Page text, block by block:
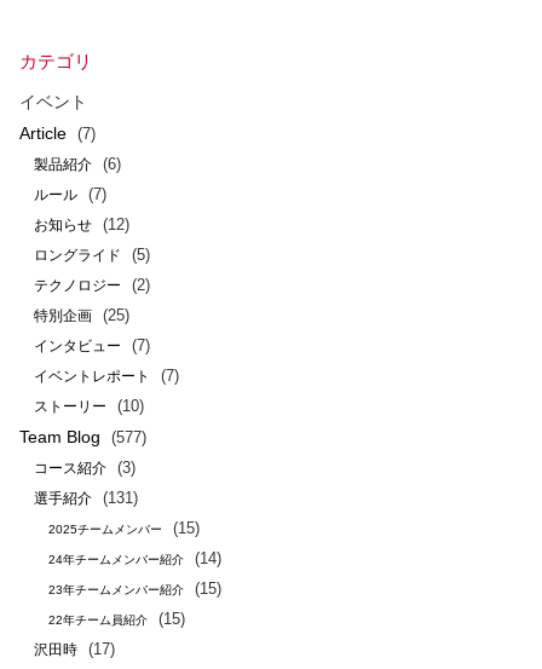
カテゴリ
イベント
Article
(7)
製品紹介 (6)
ルール (7)
お知らせ (12)
ロングライド (5)
テクノロジー (2)
特別企画 (25)
インタビュー (7)
イベントレポート (7)
ストーリー (10)
Team Blog (577)
コース紹介 (3)
選手紹介 (131)
2025チームメンバー (15)
24年チームメンバー紹介 (14)
23年チームメンバー紹介 (15)
22年チーム員紹介 (15)
沢田時 (17)